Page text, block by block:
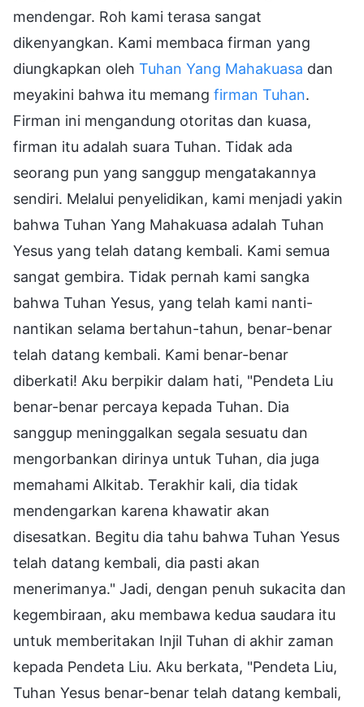
mendengar. Roh kami terasa sangat
dikenyangkan. Kami membaca firman yang
diungkapkan oleh Tuhan Yang Mahakuasa dan
meyakini bahwa itu memang firman Tuhan.
Firman ini mengandung otoritas dan kuasa,
firman itu adalah suara Tuhan. Tidak ada
seorang pun yang sanggup mengatakannya
sendiri. Melalui penyelidikan, kami menjadi yakin
bahwa Tuhan Yang Mahakuasa adalah Tuhan
Yesus yang telah datang kembali. Kami semua
sangat gembira. Tidak pernah kami sangka
bahwa Tuhan Yesus, yang telah kami nanti-
nantikan selama bertahun-tahun, benar-benar
telah datang kembali. Kami benar-benar
diberkati! Aku berpikir dalam hati, "Pendeta Liu
benar-benar percaya kepada Tuhan. Dia
sanggup meninggalkan segala sesuatu dan
mengorbankan dirinya untuk Tuhan, dia juga
memahami Alkitab. Terakhir kali, dia tidak
mendengarkan karena khawatir akan
disesatkan. Begitu dia tahu bahwa Tuhan Yesus
telah datang kembali, dia pasti akan
menerimanya." Jadi, dengan penuh sukacita dan
kegembiraan, aku membawa kedua saudara itu
untuk memberitakan Injil Tuhan di akhir zaman
kepada Pendeta Liu. Aku berkata, "Pendeta Liu,
Tuhan Yesus benar-benar telah datang kembali,